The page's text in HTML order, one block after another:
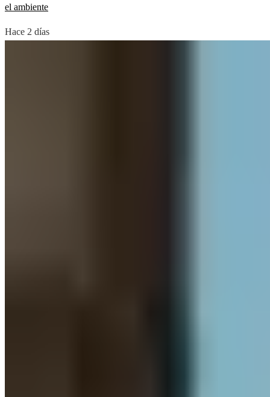
el ambiente
Hace 2 días